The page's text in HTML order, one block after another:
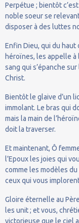
Perpétue ; bientôt
noble soeur se
disposer à des luttes
Enfin Dieu, qui du
héroïnes, les appelle à
sang qui s’épanche
Christ.
Bientôt le glaive d’un
immolant. Le bras qui
mais la main de
doit la traverser.
Et maintenant, Ô
l’Epoux les joies qui
comme les modèles
ceux qui vous
Gloire éternelle au
les unit ; et vous,
victorieuse que le ciel